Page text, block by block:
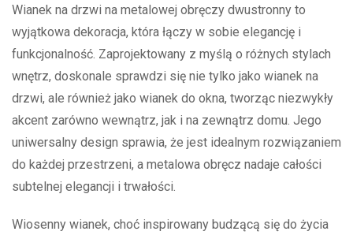
Wianek na drzwi na metalowej obręczy dwustronny to
wyjątkowa dekoracja, która łączy w sobie elegancję i
funkcjonalność. Zaprojektowany z myślą o różnych stylach
wnętrz, doskonale sprawdzi się nie tylko jako wianek na
drzwi, ale również jako wianek do okna, tworząc niezwykły
akcent zarówno wewnątrz, jak i na zewnątrz domu. Jego
uniwersalny design sprawia, że jest idealnym rozwiązaniem
do każdej przestrzeni, a metalowa obręcz nadaje całości
subtelnej elegancji i trwałości.
Wiosenny wianek, choć inspirowany budzącą się do życia